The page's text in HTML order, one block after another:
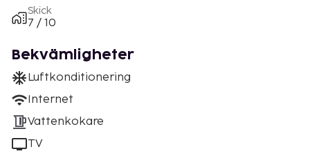
Skick
7 / 10
Bekvämligheter
Luftkonditionering
Internet
Vattenkokare
TV